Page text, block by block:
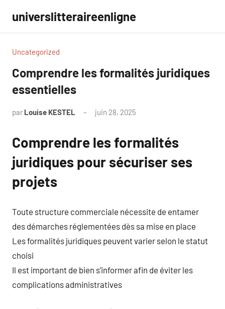
contenu
universlitteraireenligne
Uncategorized
Comprendre les formalités juridiques
essentielles
par Louise KESTEL juin 28, 2025
Comprendre les formalités
juridiques pour sécuriser ses
projets
Toute structure commerciale nécessite de entamer
des démarches réglementées dès sa mise en place
Les formalités juridiques peuvent varier selon le statut
choisi
Il est important de bien s’informer afin de éviter les
complications administratives